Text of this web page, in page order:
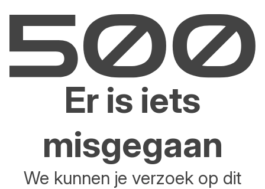
Er is iets
misgegaan
We kunnen je verzoek op dit